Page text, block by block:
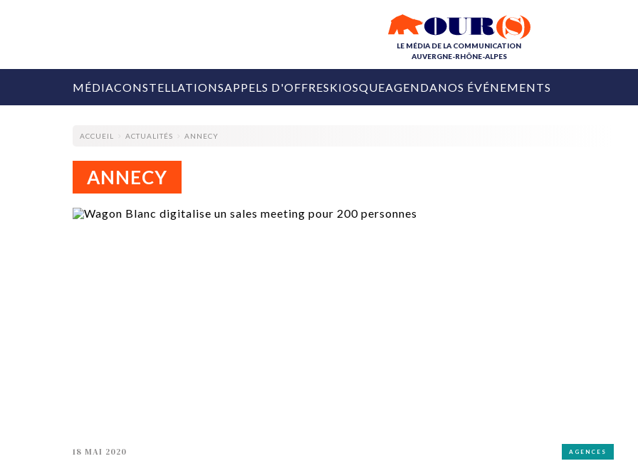
LE MÉDIA DE LA COMMUNICATION
AUVERGNE-RHÔNE-ALPES
MÉDIA
COLLECTIVITÉS
la déconnexion, en digital et au
marketing et communication,
CONSTELLATIONSAPPELS D'OFFRESKIOSQUEAGENDANOS ÉVÉNEMENTS
ACCUEIL ACTUALITÉS ANNECY
ANNECY
18 MAI 2020 AGENCES